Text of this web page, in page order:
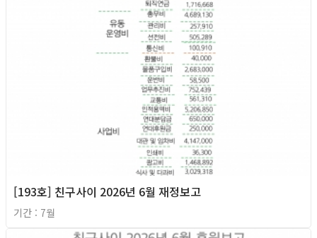
[193호] 친구사이 2026년 6월 재정보고
기간 : 7월